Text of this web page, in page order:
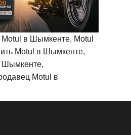
в Шымкенте, Motul
Motul в Шымкенте,
Шымкенте,
Motul в